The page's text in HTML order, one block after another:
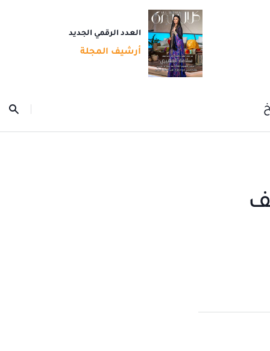
العدد الرقمي الجديد
أرشيف المجلة